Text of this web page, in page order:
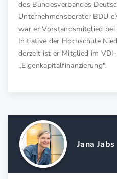
Ein Coach benötigt für die
betriebswirtschaftliches und
sowie Erfahrungen in
sollte sich außerdem das
angeeignet haben. Damit er als
fungieren kann, muss er sich
von Zielgruppe und Zielsetzung,
der Personal- und
allem folgende Maßnahmen
Executive Coaching zur
Managementkompetenzen,
des Bundesverbandes
Unternehmensberater BDU
war er Vorstandsmitglied bei
Initiative der Hochschule
derzeit ist er Mitglied im
„Eigenkapitalfinanzierung".
Jana Jabs